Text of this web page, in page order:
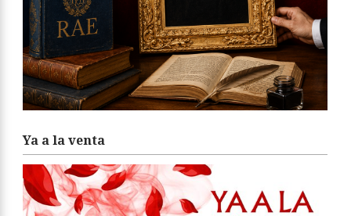
Ya a la venta